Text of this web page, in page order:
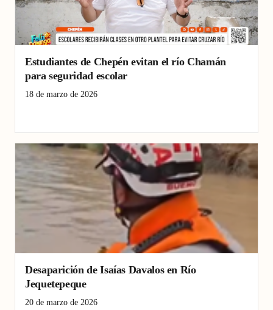
Estudiantes de Chepén evitan el río Chamán
para seguridad escolar
18 de marzo de 2026
Desaparición de Isaías Davalos en Río
Jequetepeque
20 de marzo de 2026